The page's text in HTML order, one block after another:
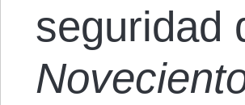
seguridad